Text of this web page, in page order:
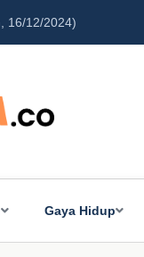
16/12/2024)
Gaya Hidup